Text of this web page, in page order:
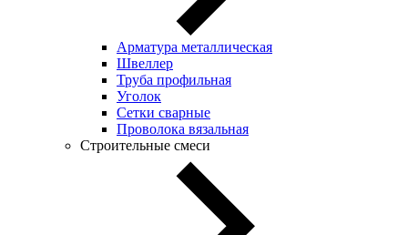
Арматура металлическая
Швеллер
Труба профильная
Уголок
Сетки сварные
Проволока вязальная
Строительные смеси